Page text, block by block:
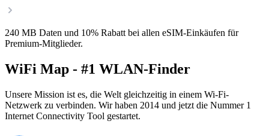
240 MB Daten und 10% Rabatt bei allen eSIM-Einkäufen für
Premium-Mitglieder.
WiFi Map - #1 WLAN-Finder
Unsere Mission ist es, die Welt gleichzeitig in einem Wi-Fi-
Netzwerk zu verbinden. Wir haben 2014 und jetzt die Nummer 1
Internet Connectivity Tool gestartet.